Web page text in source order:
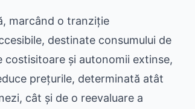
marcând o tranziție
destinate consumului de
și autonomii extinse,
prețurile, determinată atât
cât și de o reevaluare a